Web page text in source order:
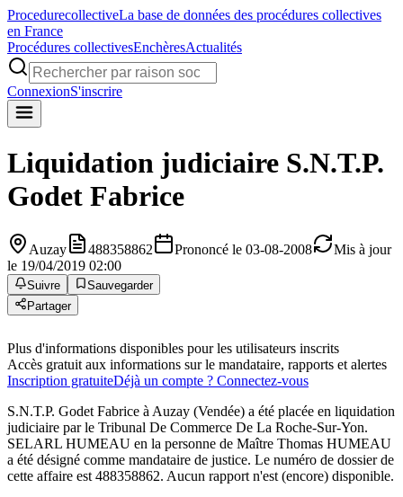
ProcedurecollectiveLa base de données des procédures collectives
en France
Procédures collectivesEnchèresActualités
ConnexionS'inscrire
Liquidation judiciaire S.N.T.P.
Godet Fabrice
Auzay 488358862 Prononcé le 03-08-2008
Mis à jour
le 19/04/2019 02:00
Suivre
Sauvegarder
Partager
Plus d'informations disponibles pour les utilisateurs inscrits
Accès gratuit aux informations sur le mandataire, rapports et alertes
Inscription gratuiteDéjà un compte ? Connectez-vous
S.N.T.P. Godet Fabrice à Auzay (Vendée) a été placée en liquidation
judiciaire par le Tribunal De Commerce De La Roche-Sur-Yon.
SELARL HUMEAU en la personne de Maître Thomas HUMEAU
a été désigné comme mandataire de justice. Le numéro de dossier de
cette affaire est 488358862. Aucun rapport n'est (encore) disponible.